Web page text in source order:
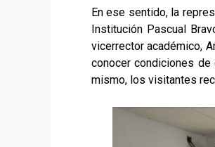
En ese sentido, la
Institución Pascual
vicerrector académico,
conocer condiciones
mismo, los visitantes